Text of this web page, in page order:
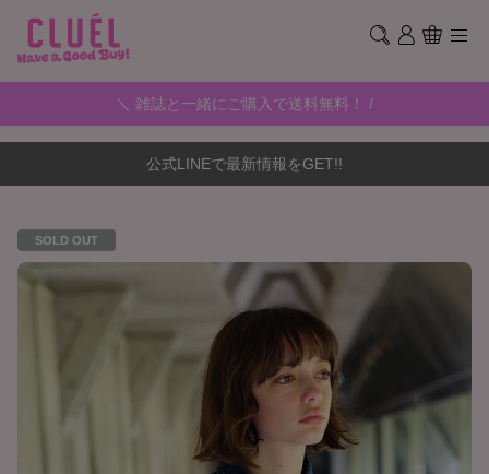
＼ 雑誌と一緒にご購入で送料無料！ /
公式LINEで最新情報をGET!!
SOLD OUT